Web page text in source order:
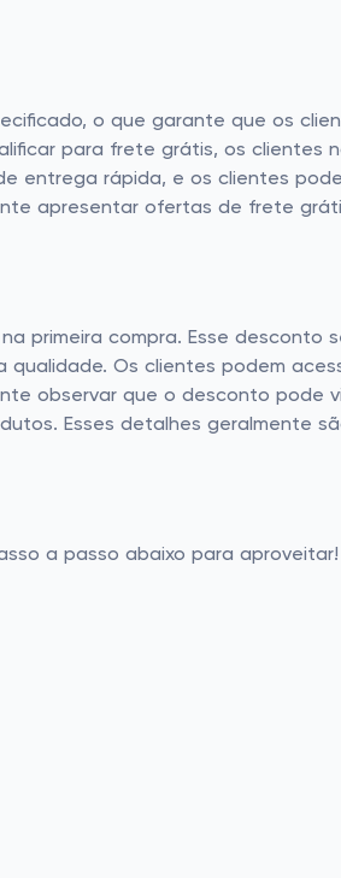
o que garante que os
para frete grátis, os clientes
entrega rápida, e os clientes
apresentar ofertas de frete
primeira compra. Esse desconto
Os clientes podem
observar que o desconto pode
Esses detalhes geralmente
a passo abaixo para aproveitar!